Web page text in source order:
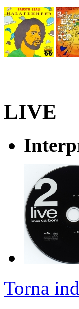
LIVE
Torna